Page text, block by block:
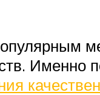
Именно